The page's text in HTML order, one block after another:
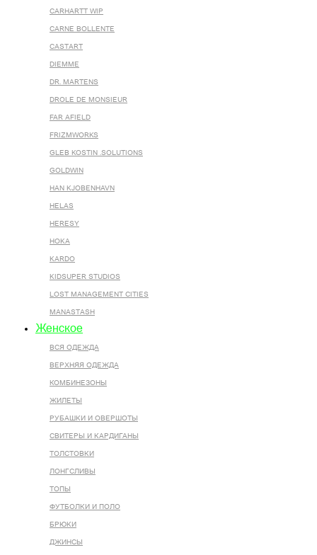
CARHARTT WIP
CARNE BOLLENTE
CASTART
DIEMME
DR. MARTENS
DROLE DE MONSIEUR
FAR AFIELD
FRIZMWORKS
GLEB KOSTIN .SOLUTIONS
GOLDWIN
HAN KJOBENHAVN
HELAS
HERESY
HOKA
KARDO
KIDSUPER STUDIOS
LOST MANAGEMENT CITIES
MANASTASH
Женское
ВСЯ ОДЕЖДА
ВЕРХНЯЯ ОДЕЖДА
КОМБИНЕЗОНЫ
ЖИЛЕТЫ
РУБАШКИ И ОВЕРШОТЫ
СВИТЕРЫ И КАРДИГАНЫ
ТОЛСТОВКИ
ЛОНГСЛИВЫ
ТОПЫ
ФУТБОЛКИ И ПОЛО
БРЮКИ
ДЖИНСЫ